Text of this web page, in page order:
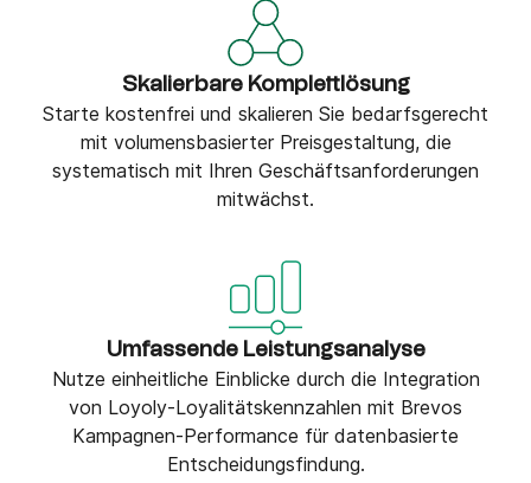
Skalierbare Komplettlösung
Starte kostenfrei und skalieren Sie bedarfsgerecht
mit volumensbasierter Preisgestaltung, die
systematisch mit Ihren Geschäftsanforderungen
mitwächst.
Umfassende Leistungsanalyse
Nutze einheitliche Einblicke durch die Integration
von Loyoly-Loyalitätskennzahlen mit Brevos
Kampagnen-Performance für datenbasierte
Entscheidungsfindung.